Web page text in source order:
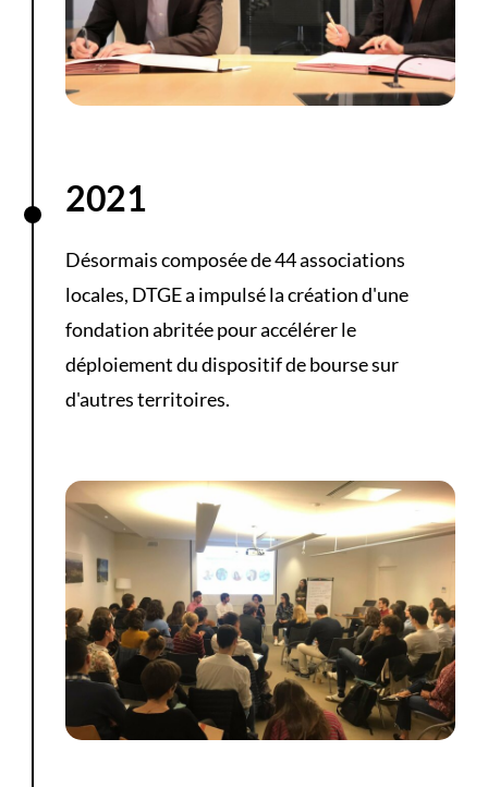
2021
Désormais composée de 44 associations
locales, DTGE a impulsé la création d'une
fondation abritée pour accélérer le
déploiement du dispositif de bourse sur
d'autres territoires.